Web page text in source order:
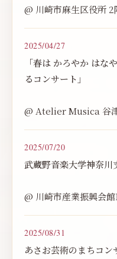
@ 川崎市麻生区役所 2
2025/04/27
「春は かろやか はな
るコンサート」
@ Atelier Musica 谷
2025/07/20
武蔵野音楽大学神奈川
@ 川崎市産業振興会
2025/08/31
あさお芸術のまちコ